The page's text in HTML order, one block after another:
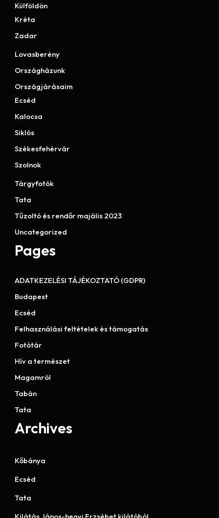
Külföldön
Kréta
Zadar
Lovasberény
Országházunk
Országjárásaim
Ecséd
Kalocsa
Siklós
Székesfehérvár
Szolnok
Tárgyfotók
Tata
Tűzoltó és rendőr majális 2023
Uncategorized
Pages
ADATKEZELÉSI TÁJÉKOZTATÓ (GDPR)
Budapest
Ecséd
Felhasználási feltételek és támogatás
Fotótár
Hív a természet
Magamról
Tabán
Tata
Archives
Kőbánya
Ecséd
Tata